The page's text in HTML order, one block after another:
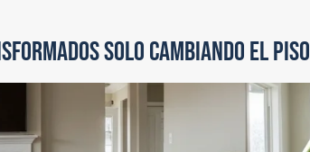
SOLO CAMBIANDO EL PISO